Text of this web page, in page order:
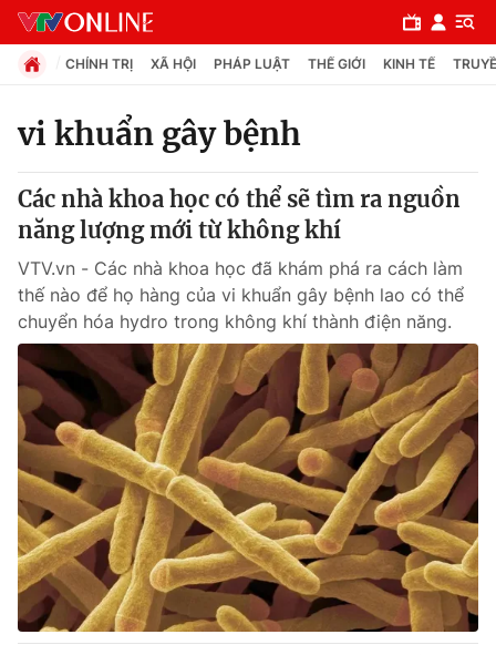
Chuyên mục
Chính trị
Xã hội
Pháp luật
Y tế
Thế giới
Tin tức
Thế giới đó đây
Câu chuyện quốc tế
Kinh tế
Tài chính
Thị trường
Dữ liệu và đời sống
CHÍNH TRỊ XÃ HỘI PHÁP LUẬT THẾ GIỚI KINH TẾ
vi khuẩn gây bệnh
Các nhà khoa học có thể sẽ tìm ra nguồn
năng lượng mới từ không khí
VTV.vn - Các nhà khoa học đã khám phá ra cách làm
thế nào để họ hàng của vi khuẩn gây bệnh lao có thể
chuyển hóa hydro trong không khí thành điện năng.